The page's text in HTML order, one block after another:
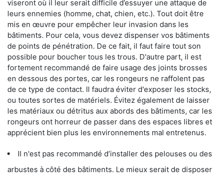
viseront où il leur serait difficile d’essuyer une attaque de
leurs ennemies (homme, chat, chien, etc.). Tout doit être
mis en œuvre pour empêcher leur invasion dans les
bâtiments. Pour cela, vous devez dispenser vos bâtiments
de points de pénétration. De ce fait, il faut faire tout son
possible pour boucher tous les trous. D'autre part, il est
fortement recommandé de faire usage des joints brosses
en dessous des portes, car les rongeurs ne raffolent pas
de ce type de contact. Il faudra éviter d'exposer les stocks,
ou toutes sortes de matériels. Évitez également de laisser
les matériaux ou détritus aux abords des bâtiments, car les
rongeurs ont horreur de passer dans des espaces libres et
apprécient bien plus les environnements mal entretenus.
Il n'est pas recommandé d’installer des pelouses ou des
arbustes à côté des bâtiments. Le mieux serait de disposer